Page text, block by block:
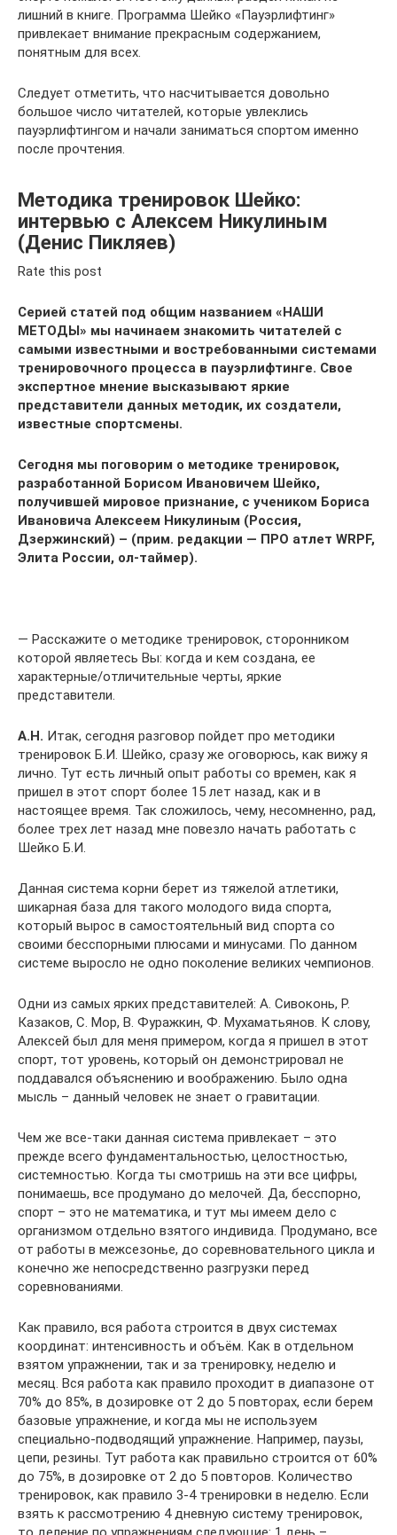
лишний в книге. Программа Шейко «Пауэрлифтинг»
привлекает внимание прекрасным содержанием,
понятным для всех.
Следует отметить, что насчитывается довольно
большое число читателей, которые увлеклись
пауэрлифтингом и начали заниматься спортом именно
после прочтения.
Методика тренировок Шейко:
интервью с Алексем Никулиным
(Денис Пикляев)
Rate this post
Серией статей под общим названием «НАШИ
МЕТОДЫ» мы начинаем знакомить читателей с
самыми известными и востребованными системами
тренировочного процесса в пауэрлифтинге. Свое
экспертное мнение высказывают яркие
представители данных методик, их создатели,
известные спортсмены.
Сегодня мы поговорим о методике тренировок,
разработанной Борисом Ивановичем Шейко,
получившей мировое признание, с учеником Бориса
Ивановича Алексеем Никулиным (Россия,
Дзержинский) – (прим. редакции — ПРО атлет WRPF,
Элита России, ол-таймер).
— Расскажите о методике тренировок, сторонником
которой являетесь Вы: когда и кем создана, ее
характерные/отличительные черты, яркие
представители.
А.Н. Итак, сегодня разговор пойдет про методики
тренировок Б.И. Шейко, сразу же оговорюсь, как вижу я
лично. Тут есть личный опыт работы со времен, как я
пришел в этот спорт более 15 лет назад, как и в
настоящее время. Так сложилось, чему, несомненно, рад,
более трех лет назад мне повезло начать работать с
Шейко Б.И.
Данная система корни берет из тяжелой атлетики,
шикарная база для такого молодого вида спорта,
который вырос в самостоятельный вид спорта со
своими бесспорными плюсами и минусами. По данном
системе выросло не одно поколение великих чемпионов.
Одни из самых ярких представителей: А. Сивоконь, Р.
Казаков, С. Мор, В. Фуражкин, Ф. Мухаматьянов. К слову,
Алексей был для меня примером, когда я пришел в этот
спорт, тот уровень, который он демонстрировал не
поддавался объяснению и воображению. Было одна
мысль – данный человек не знает о гравитации.
Чем же все-таки данная система привлекает – это
прежде всего фундаментальностью, целостностью,
системностью. Когда ты смотришь на эти все цифры,
понимаешь, все продумано до мелочей. Да, бесспорно,
спорт – это не математика, и тут мы имеем дело с
организмом отдельно взятого индивида. Продумано, все
от работы в межсезонье, до соревновательного цикла и
конечно же непосредственно разгрузки перед
соревнованиями.
Как правило, вся работа строится в двух системах
координат: интенсивность и объём. Как в отдельном
взятом упражнении, так и за тренировку, неделю и
месяц. Вся работа как правило проходит в диапазоне от
70% до 85%, в дозировке от 2 до 5 повторах, если берем
базовые упражнение, и когда мы не используем
специально-подводящий упражнение. Например, паузы,
цепи, резины. Тут работа как правильно строится от 60%
до 75%, в дозировке от 2 до 5 повторов. Количество
тренировок, как правило 3-4 тренировки в неделю. Если
взять к рассмотрению 4 дневную систему тренировок,